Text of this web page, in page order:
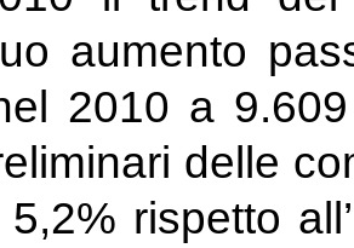
aumento
2010 a
delle
rispetto